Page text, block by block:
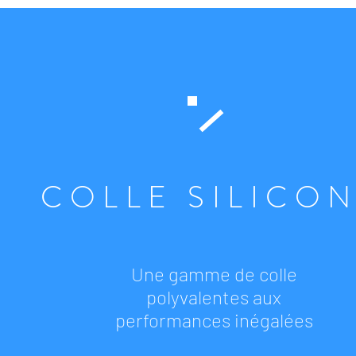
COLLE
Une gamme de colle
polyvalentes aux
performances inégalées